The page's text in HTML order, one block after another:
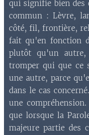
qui signifie bien des
commun : Lèvre,
côté, fil, frontière,
fait qu'en fonction
plutôt qu'un autre,
tromper qui que ce
une autre, parce
dans le cas
une
que lorsque la
majeure partie des